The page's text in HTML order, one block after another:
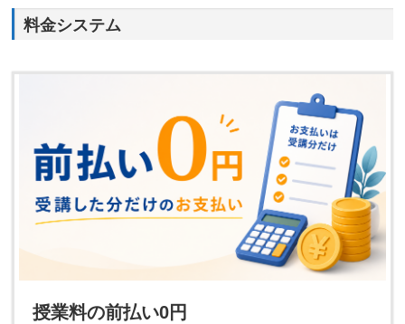
料金システム
授業料の前払い0円